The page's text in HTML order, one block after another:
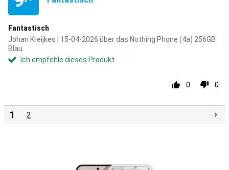
Fantastisch
Johan Kreijkes | 15-04-2026 über das Nothing Phone (4a) 256GB
Blau
Ich empfehle dieses Produkt
0 0
1 2